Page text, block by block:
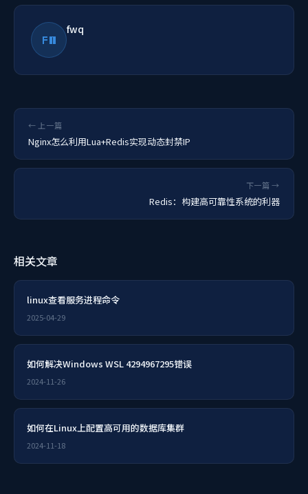
FW
fwq
← 上一篇
Nginx怎么利用Lua+Redis实现动态封禁IP
下一篇 →
Redis：构建高可靠性系统的利器
相关文章
linux查看服务进程命令
2025-04-29
如何解决Windows WSL 4294967295错误
2024-11-26
如何在Linux上配置高可用的数据库集群
2024-11-18